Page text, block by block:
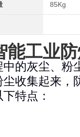
85Kg
能工业
的灰尘、粉
收集起来，
特点：